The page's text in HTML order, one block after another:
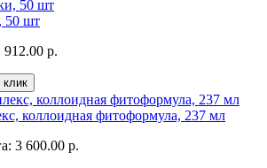
50 шт
912.00 р.
клик
коллоидная фитоформула, 237 мл
3 600.00 р.